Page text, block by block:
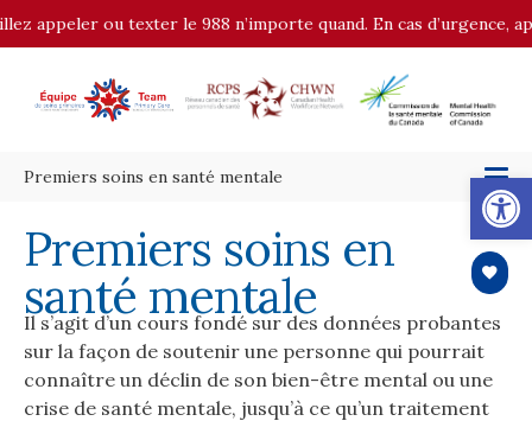
appeler ou texter le 988 n’importe quand. En cas d’urgence,
Premiers soins en santé mentale
Premiers soins en
santé mentale
Il s’agit d’un cours fondé sur des données probantes
sur la façon de soutenir une personne qui pourrait
connaître un déclin de son bien-être mental ou une
crise de santé mentale, jusqu’à ce qu’un traitement